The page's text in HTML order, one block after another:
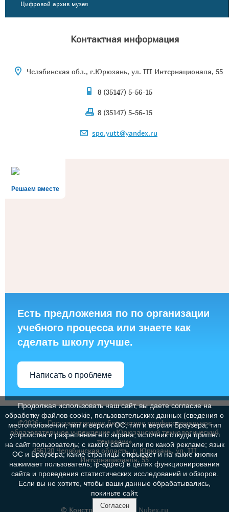
Цифровой архив музея
Контактная информация
Челябинская обл., г.Юрюзань, ул. III Интернационала, 55
8 (35147) 5-56-15
8 (35147) 5-56-15
spo.yutt@yandex.ru
Решаем вместе
Есть предложения по по организации
учебного процесса или знаете как
сделать школу лучше.
Написать о проблеме
©2026г., Государственное бюджетное профессиональное
образовательное учреждение «Юрюзанский технологический
техникум»
456120 Челябинская область, г. Юрюзань, ул. III
Интернационала, 55
© Конструктор сайтов Nubex.ru
Продолжая использовать наш сайт, вы даете согласие на
обработку файлов cookie, пользовательских данных (сведения о
местоположении; тип и версия ОС; тип и версия Браузера; тип
устройства и разрешение его экрана; источник откуда пришел
на сайт пользователь; с какого сайта или по какой рекламе; язык
ОС и Браузера; какие страницы открывает и на какие кнопки
нажимает пользователь; ip-адрес) в целях функционирования
сайта и проведения статистических исследований и обзоров.
Если вы не хотите, чтобы ваши данные обрабатывались,
покиньте сайт.
Согласен